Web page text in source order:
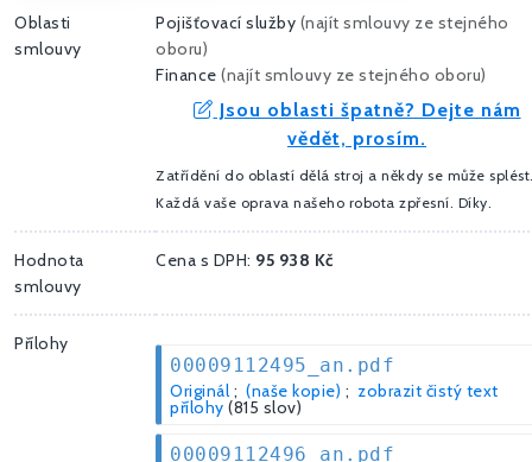
Oblasti
smlouvy
Pojišťovací služby (najít smlouvy ze stejného
oboru)
Finance (najít smlouvy ze stejného oboru)
Jsou oblasti špatně? Dejte nám
vědět, prosím.
Zatřídění do oblastí dělá stroj a někdy se může
Každá vaše oprava našeho robota zpřesní. Díky.
Hodnota
smlouvy
Cena s DPH: 95 938 Kč
Přílohy
00009112495_an.pdf
Originál ; (naše kopie) ; zobrazit čistý text
přílohy (815 slov)
00009112496_an.pdf